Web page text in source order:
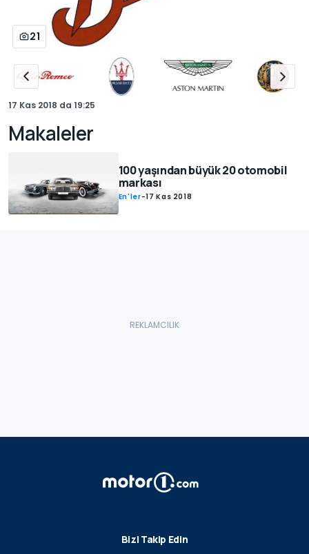
21
17 Kas 2018 da 19:25
Makaleler
100 yaşından büyük 20 otomobil
markası
En'ler-17 Kas 2018
Bizi Takip Edin